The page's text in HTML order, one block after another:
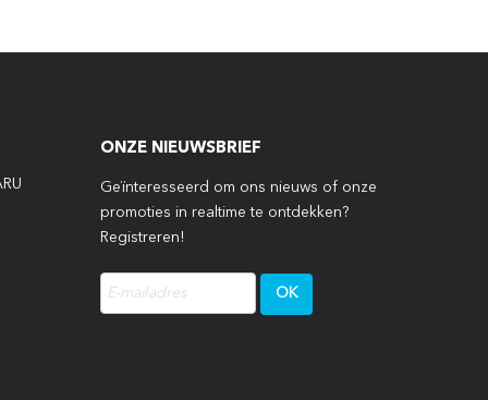
ONZE NIEUWSBRIEF
Geïnteresseerd om ons nieuws of onze
promoties in realtime te ontdekken?
Registreren!